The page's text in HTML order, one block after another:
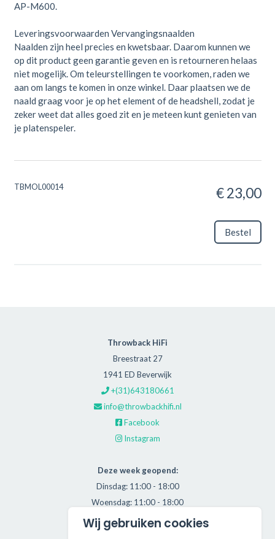
AP-M600.
Leveringsvoorwaarden Vervangingsnaalden
Naalden zijn heel precies en kwetsbaar. Daarom kunnen we
op dit product geen garantie geven en is retourneren helaas
niet mogelijk. Om teleurstellingen te voorkomen, raden we
aan om langs te komen in onze winkel. Daar plaatsen we de
naald graag voor je op het element of de headshell, zodat je
zeker weet dat alles goed zit en je meteen kunt genieten van
je platenspeler.
TBMOL00014 € 23,00
Bestel
Throwback HiFi
Breestraat 27
1941 ED Beverwijk
+(31)643180661
info@throwbackhifi.nl
Facebook
Instagram
Deze week geopend:
Dinsdag: 11:00 - 18:00
Woensdag: 11:00 - 18:00
Donderdag: 11:00 - 21:00
Wij gebruiken cookies